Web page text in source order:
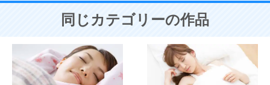
同じカテゴリーの作品